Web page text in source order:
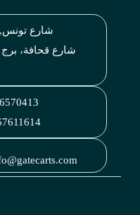
شارع
شارع قحافة، برج